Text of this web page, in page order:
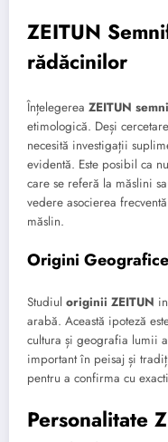
ZEITUN
rădăcinilor
Înțelegerea ZEITUN
etimologică. Deși
necesită investigații
evidentă. Este posibil ca
care se referă la măslini
vedere asocierea
măslin.
Origini
Studiul originii ZEITUN
arabă. Această ipoteză
cultura și geografia lumii
important în peisaj și
pentru a confirma cu
Personalitate